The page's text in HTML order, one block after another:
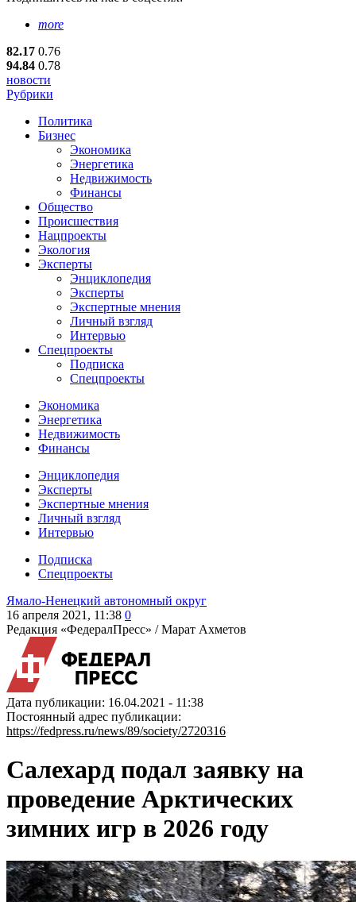
more
82.17 0.76
94.84 0.78
новости
Рубрики
Политика
Бизнес
Экономика
Энергетика
Недвижимость
Финансы
Общество
Происшествия
Нацпроекты
Экология
Эксперты
Энциклопедия
Эксперты
Экспертные мнения
Личный взгляд
Интервью
Спецпроекты
Подписка
Спецпроекты
Экономика
Энергетика
Недвижимость
Финансы
Энциклопедия
Эксперты
Экспертные мнения
Личный взгляд
Интервью
Подписка
Спецпроекты
Ямало-Ненецкий автономный округ
16 апреля 2021, 11:38 0
Редакция «ФедералПресс» /Марат Ахметов
Дата публикации: 16.04.2021 - 11:38
Постоянный адрес публикации:
https://fedpress.ru/news/89/society/2720316
Салехард подал заявку на
проведение Арктических
зимних игр в 2026 году